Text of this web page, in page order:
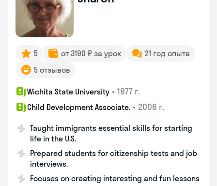
5 от 3190 ₽ за урок
21 год опыта
5 отзывов
Wichita State University • 1977 г.
Child Development Associate. • 2006 г.
Taught immigrants essential skills for starting
life in the U.S.
Prepared students for citizenship tests and job
interviews.
Focuses on creating interesting and fun lessons